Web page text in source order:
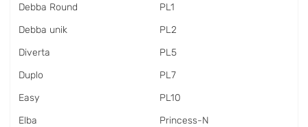
Debba Round
Debba unik
Diverta
Duplo
Easy
Elba
PL1
PL2
PL5
PL7
PL10
Princess-N